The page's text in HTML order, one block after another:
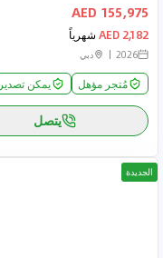
155,975 AED
2,182 AED شهرياً
2026 دبي
مُتجر مؤهل يمكن تصدير
يتصل
الجديدة